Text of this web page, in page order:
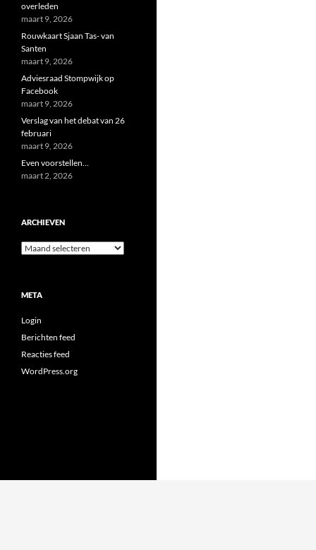
overleden
maart 9, 2026
Rouwkaart Sjaan Tas- van
Santen
maart 9, 2026
Adviesraad Stompwijk op
Facebook
maart 9, 2026
Verslag van het debat van 26
februari
maart 9, 2026
Even voorstellen…
maart 2, 2026
ARCHIEVEN
Archieven
META
Login
Berichten feed
Reacties feed
WordPress.org